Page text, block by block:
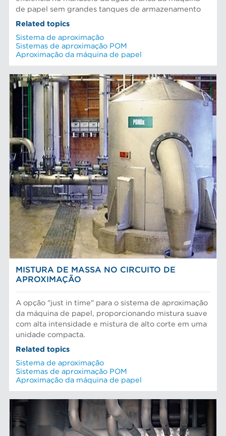
de papel sem grandes tanques de armazenamento
Related topics
Sistema de aproximação
Sistemas de aproximação POM
Aproximação da máquina de papel
MISTURA DE MASSA NO CIRCUITO DE
APROXIMAÇÃO
A opção "just in time" para o sistema de aproximação
da máquina de papel, proporcionando mistura suave
com alta intensidade e mistura de alto corte em uma
unidade compacta.
Related topics
Sistema de aproximação
Sistemas de aproximação POM
Aproximação da máquina de papel